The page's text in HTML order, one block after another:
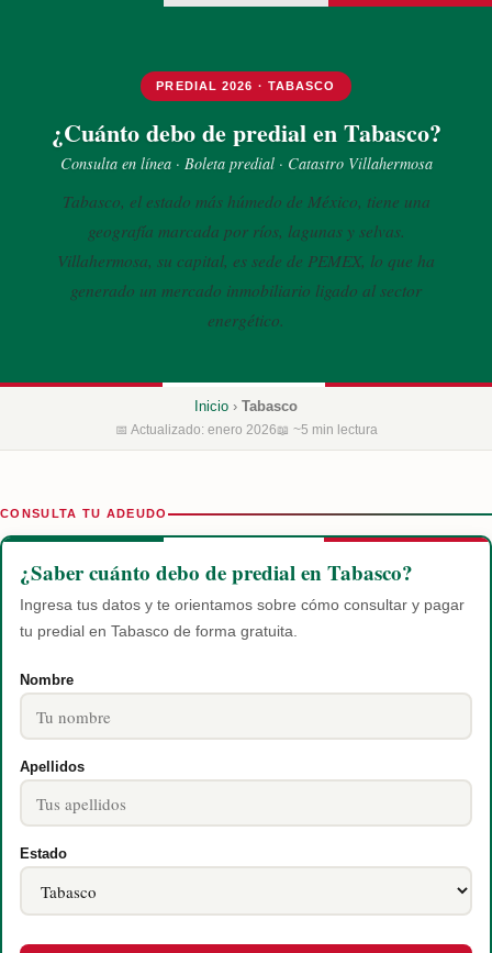
PREDIAL 2026 · TABASCO
¿Cuánto debo de predial en Tabasco?
Consulta en línea · Boleta predial · Catastro Villahermosa
Tabasco, el estado más húmedo de México, tiene una
geografía marcada por ríos, lagunas y selvas.
Villahermosa, su capital, es sede de PEMEX, lo que ha
generado un mercado inmobiliario ligado al sector
energético.
Inicio › Tabasco
📅 Actualizado: enero 2026📖 ~5 min lectura
CONSULTA TU ADEUDO
¿Saber cuánto debo de predial en Tabasco?
Ingresa tus datos y te orientamos sobre cómo consultar y pagar
tu predial en Tabasco de forma gratuita.
Nombre
Apellidos
Estado